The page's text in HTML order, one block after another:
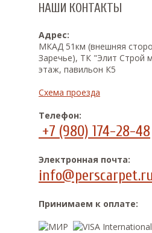
НАШИ КОНТАКТЫ
Адрес:
МКАД 51км (внешняя
Заречье), ТК "Элит Строй
этаж, павильон К5
Схема проезда
Телефон:
+7 (980) 174-28-48
Электронная почта:
info@perscarpet.ru
Принимаем к оплате: